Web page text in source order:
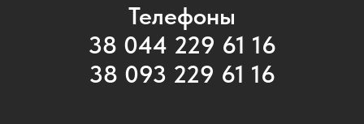
Телефоны
38 044 229 61 16
38 093 229 61 16